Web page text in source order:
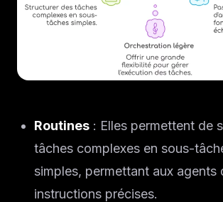
Routines : Elles permettent de
tâches complexes en sous-
simples, permettant aux agents
instructions précises.